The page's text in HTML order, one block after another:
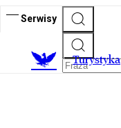
Serwisy
Turystyka